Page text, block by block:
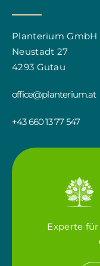
Planterium GmbH
Neustadt 27
4293 Gutau
office@planterium.at
+43 660 13 77 547
Experte